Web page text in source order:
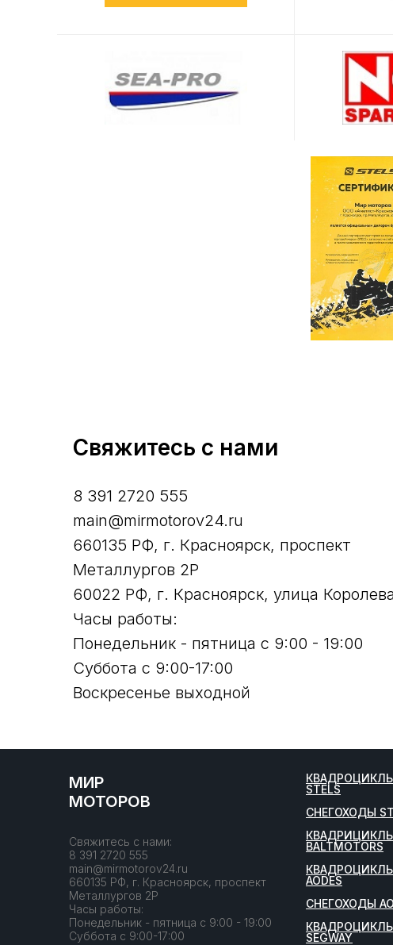
Свяжитесь с нами
8 391 2720 555
main@mirmotorov24.ru
660135 РФ, г. Красноярск, проспект
Металлургов 2Р
60022 РФ, г. Красноярск, улица
Часы работы:
Понедельник - пятница с 9:00 - 19:00
Суббота с 9:00-17:00
Воскресенье выходной
МИР
МОТОРОВ
Свяжитесь с нами:
8 391 2720 555
main@mirmotorov24.ru
660135 РФ, г. Красноярск, проспект
Металлургов 2Р
Часы работы:
Понедельник - пятница с 9:00 - 19:00
Суббота с 9:00-17:00
STELS
СНЕГОХОДЫ
BALTMOTORS
AODES
СНЕГОХОДЫ
SEGWAY